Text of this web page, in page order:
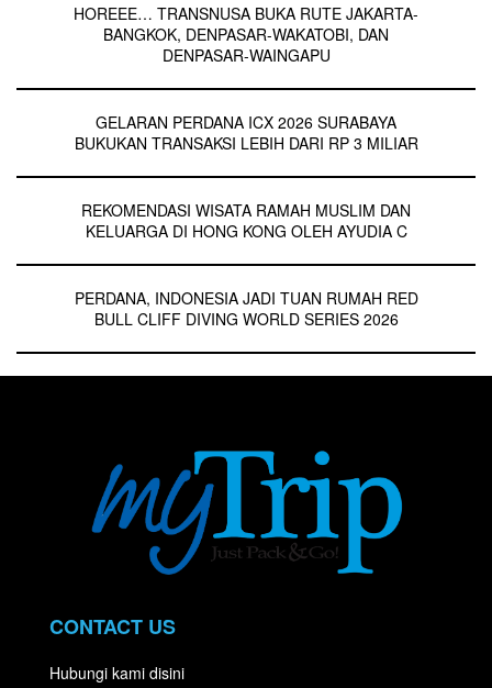
HOREEE… TRANSNUSA BUKA RUTE JAKARTA-
BANGKOK, DENPASAR-WAKATOBI, DAN
DENPASAR-WAINGAPU
GELARAN PERDANA ICX 2026 SURABAYA
BUKUKAN TRANSAKSI LEBIH DARI RP 3 MILIAR
REKOMENDASI WISATA RAMAH MUSLIM DAN
KELUARGA DI HONG KONG OLEH AYUDIA C
PERDANA, INDONESIA JADI TUAN RUMAH RED
BULL CLIFF DIVING WORLD SERIES 2026
CONTACT US
Hubungi kami disini